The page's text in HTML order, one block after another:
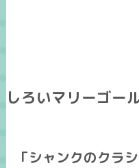
しろいマリーゴー
「シャンクのクラ